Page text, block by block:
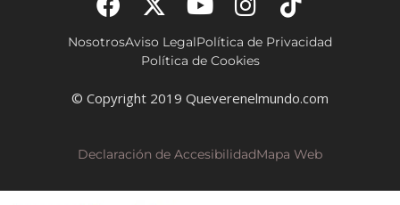
NosotrosAviso LegalPolítica de Privacidad
Política de Cookies
© Copyright 2019 Queverenelmundo.com
Declaración de AccesibilidadMapa Web